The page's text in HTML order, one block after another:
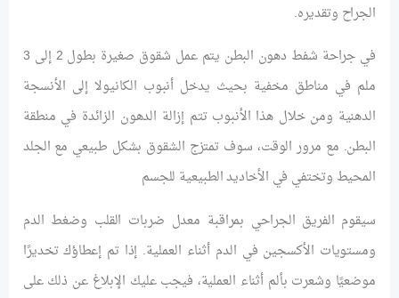
الجراح وتقديره.
في جراحة شفط دهون البطن يتم عمل شقوق صغيرة بطول 2 إلى 3
ملم في مناطق مخفية بحيث يدخل أنبوب الكانيولا إلى الأنسجة
الدهنية ومن خلال هذا الأنبوب تتم إزالة الدهون الزائدة في منطقة
البطن. مع مرور الوقت، سوف تمتزج الشقوق بشكل طبيعي مع الجلد
المحيط وتختفي في الأخاديد الطبيعية للجسم
سيقوم الفريق الجراحي بمراقبة معدل ضربات القلب وضغط الدم
ومستويات الأكسجين في الدم أثناء العملية. إذا تم إعطاؤك تخديرًا
موضعيًا وشعرت بألم أثناء العملية، فيجب عليك الإبلاغ عن ذلك على